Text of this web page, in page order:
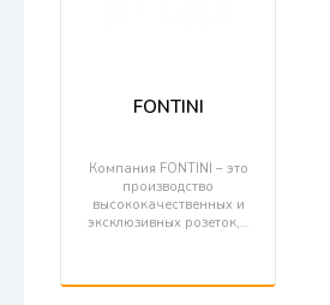
FONTINI
Компания FONTINI – это
производство
высококачественных и
эксклюзивных розеток,…